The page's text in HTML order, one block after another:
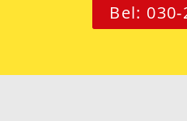
Bel: